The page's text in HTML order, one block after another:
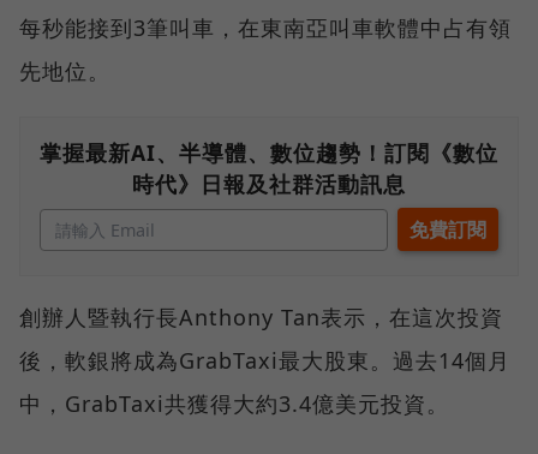
每秒能接到3筆叫車，在東南亞叫車軟體中占有領
先地位。
掌握最新AI、半導體、數位趨勢！訂閱《數位
時代》日報及社群活動訊息
創辦人暨執行長Anthony Tan表示，在這次投資
後，軟銀將成為GrabTaxi最大股東。過去14個月
中，GrabTaxi共獲得大約3.4億美元投資。